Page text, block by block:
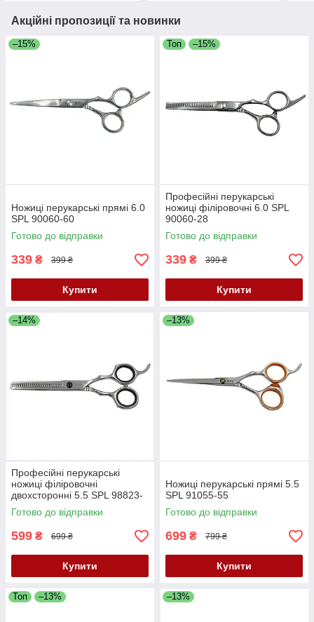
Акційні пропозиції та новинки
–15%
Ножиці перукарські прямі 6.0
SPL 90060-60
Готово до відправки
339 ₴ 399 ₴
Купити
Топ –15%
Професійні перукарські
ножиці філіровочні 6.0 SPL
90060-28
Готово до відправки
339 ₴ 399 ₴
Купити
–14%
Професійні перукарські
ножиці філіровочні
двохсторонні 5.5 SPL 98823-
26
Готово до відправки
599 ₴ 699 ₴
Купити
–13%
Ножиці перукарські прямі 5.5
SPL 91055-55
Готово до відправки
699 ₴ 799 ₴
Купити
Топ –13% –13%